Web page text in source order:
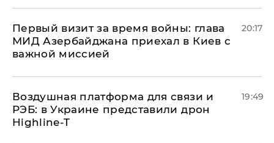
Первый визит за время войны: глава
МИД Азербайджана приехал в Киев с
важной миссией
20:17
Воздушная платформа для связи и
РЭБ: в Украине представили дрон
Highline-T
19:49